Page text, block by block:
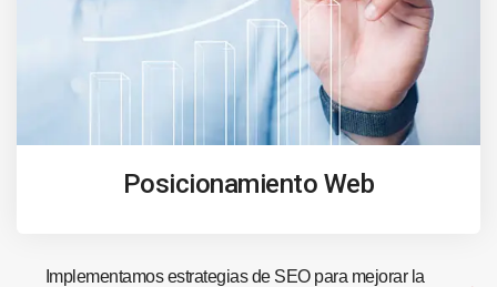
Posicionamiento Web
Implementamos estrategias de SEO para mejorar la